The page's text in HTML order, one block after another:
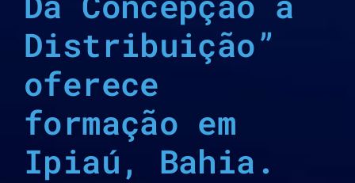
Distribuição”
oferece
formação em
Ipiaú, Bahia.